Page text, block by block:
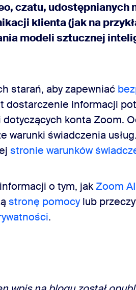
czatu, udostępnianych
klienta (jak na
modeli sztucznej
starań, aby zapewniać
dostarczenie informacji
konta Zoom.
warunki świadczenia
stronie warunków
o tym, jakZoom
stronę pomocylub
.